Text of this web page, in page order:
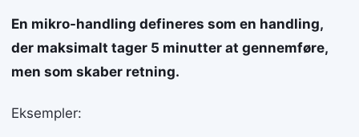
En mikro-handling defineres som en handling,
der maksimalt tager 5 minutter at gennemføre,
men som skaber retning.
Eksempler: